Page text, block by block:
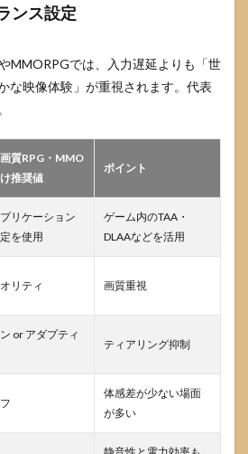
ンス設定
MMORPGでは、入力遅延よりも「世
な映像体験」が重視されます。代表
質RPG・MMO
推奨値
ポイント
リケーション
を使用
ゲーム内のTAA・
DLAAなどを活用
リティ 画質重視
or アダプティ
ティアリング抑制
体感差が少ない場面
が多い